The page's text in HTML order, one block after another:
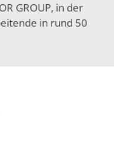
GROUP, in der
in rund 50